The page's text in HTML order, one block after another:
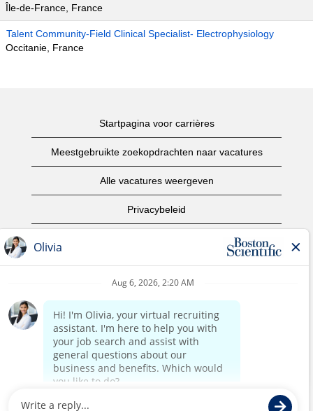
Île-de-France, France
Talent Community-Field Clinical Specialist- Electrophysiology
Occitanie, France
Startpagina voor carrières
Meestgebruikte zoekopdrachten naar vacatures
Alle vacatures weergeven
Privacybeleid
Copyright informatie
Startpagina van het bedrijf